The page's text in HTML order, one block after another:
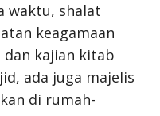
waktu, shalat
keagamaan
kajian kitab
ada juga majelis
di rumah-